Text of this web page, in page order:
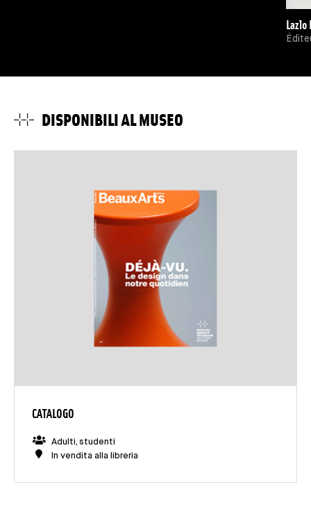
DISPONIBILI AL MUSEO
CATALOGO
Adulti, studenti
In vendita alla libreria